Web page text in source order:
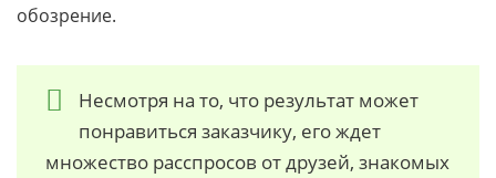
обозрение.
Несмотря на то, что результат может
понравиться заказчику, его ждет
множество расспросов от друзей, знакомых